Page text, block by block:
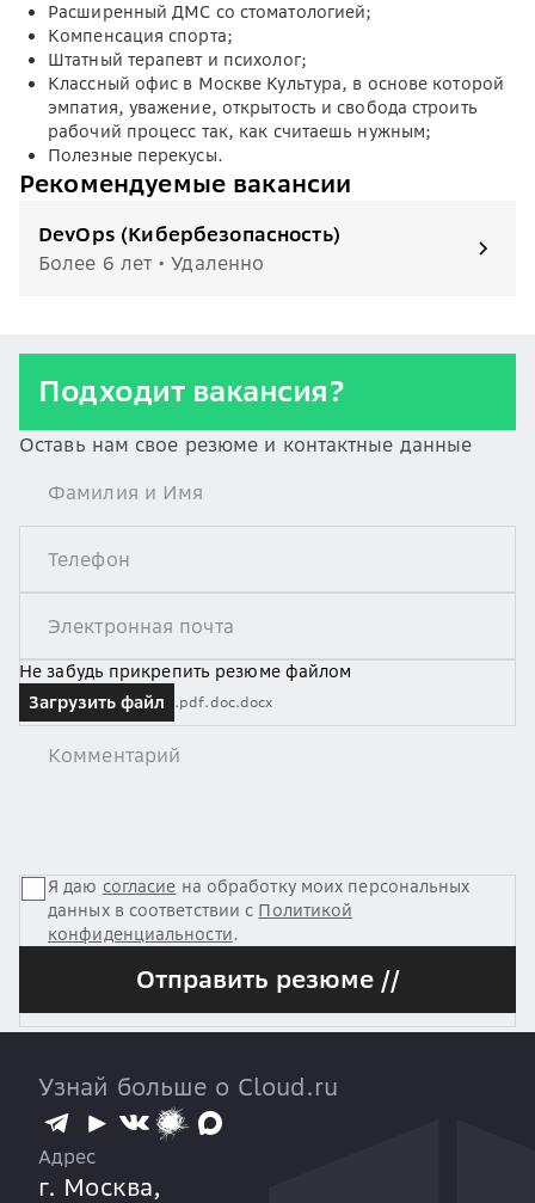
Расширенный ДМС со стоматологией;
Компенсация спорта;
Штатный терапевт и психолог;
Классный офис в Москве Культура, в основе которой
эмпатия, уважение, открытость и свобода строить
рабочий процесс так, как считаешь нужным;
Полезные перекусы.
Рекомендуемые вакансии
DevOps (Кибербезопасность)
Более 6 лет • Удаленно
Подходит вакансия?
Оставь нам свое резюме и контактные данные
Не забудь прикрепить резюме файлом
Загрузить файл
.pdf.doc.docx
Я даю согласие на обработку моих персональных
данных в соответствии с Политикой
конфиденциальности.
Отправить резюме //
Узнай больше о Cloud.ru
Адрес
г. Москва,